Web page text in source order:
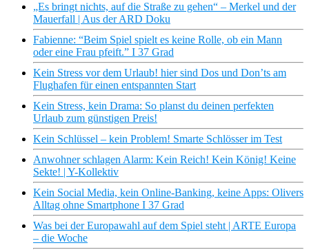
„Es bringt nichts, auf die Straße zu gehen“ – Merkel und der
Mauerfall | Aus der ARD Doku
Fabienne: “Beim Spiel spielt es keine Rolle, ob ein Mann
oder eine Frau pfeift.” I 37 Grad
Kein Stress vor dem Urlaub! hier sind Dos und Don’ts am
Flughafen für einen entspannten Start
Kein Stress, kein Drama: So planst du deinen perfekten
Urlaub zum günstigen Preis!
Kein Schlüssel – kein Problem! Smarte Schlösser im Test
Anwohner schlagen Alarm: Kein Reich! Kein König! Keine
Sekte! | Y-Kollektiv
Kein Social Media, kein Online-Banking, keine Apps: Olivers
Alltag ohne Smartphone I 37 Grad
Was bei der Europawahl auf dem Spiel steht | ARTE Europa
– die Woche